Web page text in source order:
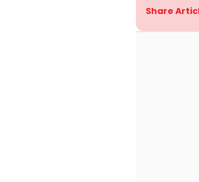
Share